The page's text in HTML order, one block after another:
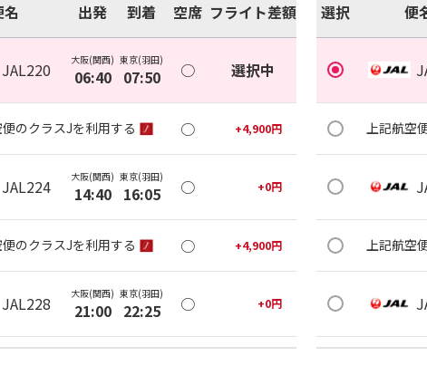
出発 到着 空席 フライト差額
JAL220 大阪(関西)
06:40
東京(羽田)
07:50 ○ 選択中
のクラスJを利用する ○ +4,900円
JAL224 大阪(関西)
14:40
東京(羽田)
16:05 ○ +0円
のクラスJを利用する ○ +4,900円
JAL228 大阪(関西)
21:00
東京(羽田)
22:25 ○ +0円
選択 便
上記航空
上記航空